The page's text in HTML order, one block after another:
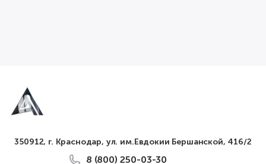
350912, г. Краснодар, ул. им.Евдокии Бершанской, 416/2
8 (800) 250-03-30